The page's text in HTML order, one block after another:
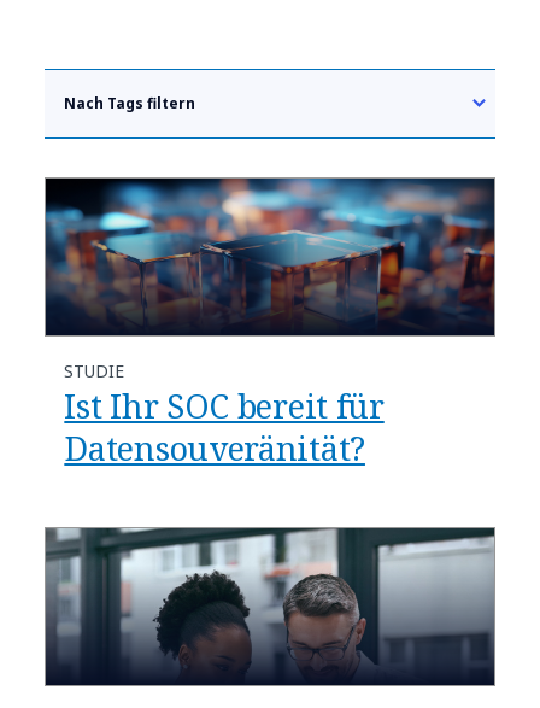
Nach Tags filtern
STUDIE
Ist Ihr SOC bereit für
Datensouveränität?